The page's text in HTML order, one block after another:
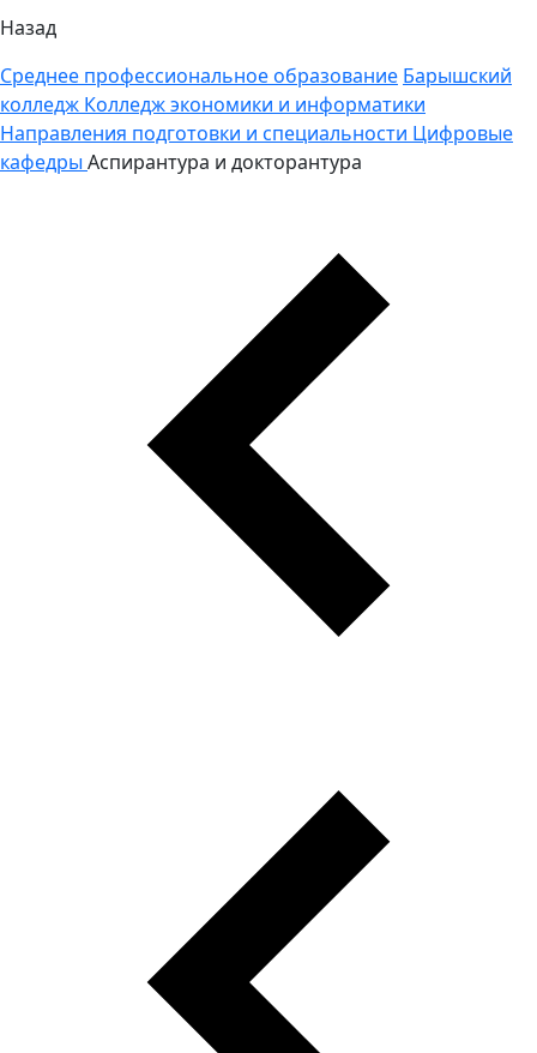
Назад
Среднее профессиональное образование Барышский
колледж Колледж экономики и информатики
Направления подготовки и специальности Цифровые
кафедры Аспирантура и докторантура